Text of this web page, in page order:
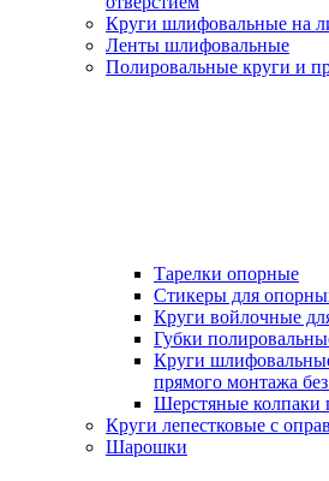
Круги шлифовальные на
Ленты шлифовальные
Полировальные круги и
Тарелки опорные
Стикеры для
Круги войлочные
Губки
Круги
прямого монтажа
Шерстяные колпаки
Круги лепестковые с
Шарошки